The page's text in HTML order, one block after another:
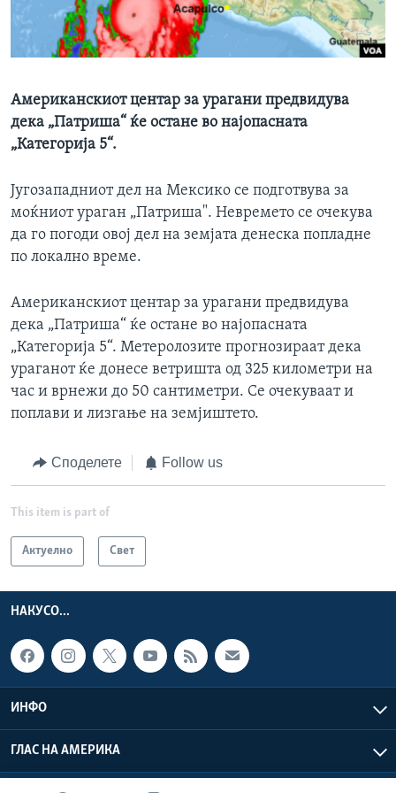
ИНТЕРВЈУА
Јазици
Американскиот центар за урагани предвидува
дека „Патриша“ ќе остане во најопасната
„Категорија 5“.
Југозападниот дел на Мексико се подготвува за
моќниот ураган „Патриша". Невремето се очекува
да го погоди овој дел на земјата денеска попладне
по локално време.
Американскиот центар за урагани предвидува
дека „Патриша“ ќе остане во најопасната
„Категорија 5“. Метеролозите прогнозираат дека
ураганот ќе донесе ветришта од 325 километри на
час и врнежи до 50 сантиметри. Се очекуваат и
поплави и лизгање на земјиштето.
Споделете Follow us
This item is part of
Актуелно Свет
НАКУСО...
ИНФО
ГЛАС НА АМЕРИКА